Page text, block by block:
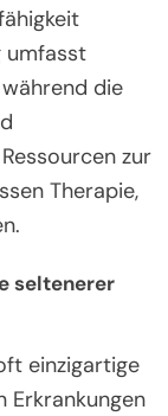
umfasst
die
zur
Therapie,
seltenerer
einzigartige
Erkrankungen